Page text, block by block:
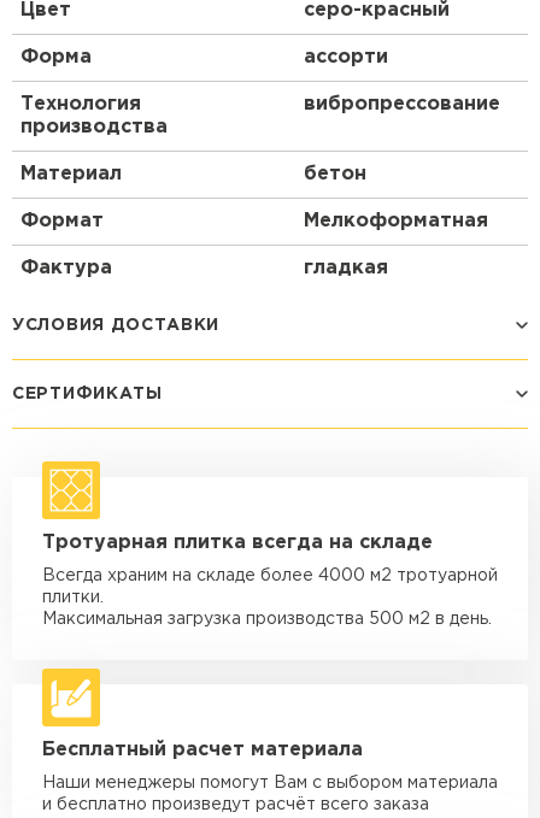
Цвет серо-красный
Форма ассорти
Технология
производства
вибропрессование
Материал бетон
Формат Мелкоформатная
Фактура гладкая
УСЛОВИЯ ДОСТАВКИ
макс. длина груза 4 м
Машина - 1,5 тн до 20 м3
макс. длина груза 4 м
Машина - 3,5 тн до 30 м3
макс. длина груза 6 м
макс. длина груза 6 м
Машина - 10 тн до 50 м3
макс. длина груза 8 м
Машина - 20 тн до 80 м3
от 5 500 ₽
СЕРТИФИКАТЫ
Тротуарная плитка всегда на складе
Всегда храним на складе более 4000 м2 тротуарной
плитки.
Максимальная загрузка производства 500 м2 в день.
Бесплатный расчет материала
Наши менеджеры помогут Вам с выбором материала
и бесплатно произведут расчёт всего заказа